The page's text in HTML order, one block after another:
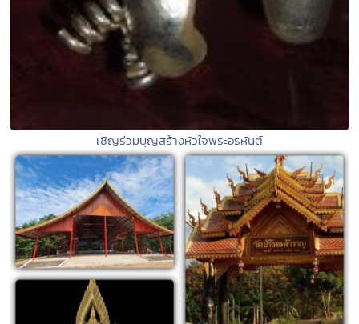
เชิญร่วมบุญสร้างหัวใจพระอรหันต์